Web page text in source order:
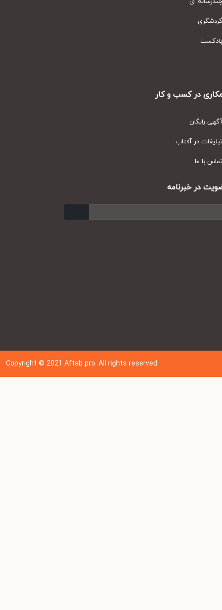
در کسب و کار
رایگان
در آفتاب
با ما
در خبرنامه
Copyright © 202 1Aftab pro. All rights reserved.